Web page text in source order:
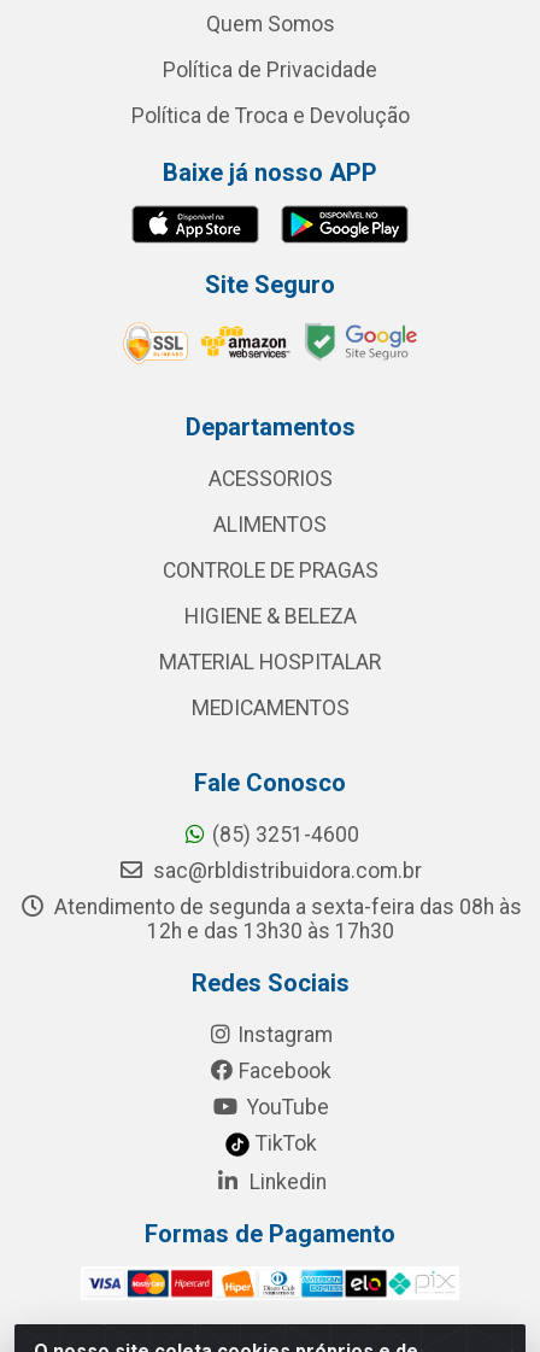
Quem Somos
Política de Privacidade
Política de Troca e Devolução
Baixe já nosso APP
Site Seguro
Departamentos
ACESSORIOS
ALIMENTOS
CONTROLE DE PRAGAS
HIGIENE & BELEZA
MATERIAL HOSPITALAR
MEDICAMENTOS
Fale Conosco
(85) 3251-4600
sac@rbldistribuidora.com.br
Atendimento de segunda a sexta-feira das 08h às
12h e das 13h30 às 17h30
Redes Sociais
Instagram
Facebook
YouTube
TikTok
Linkedin
Formas de Pagamento